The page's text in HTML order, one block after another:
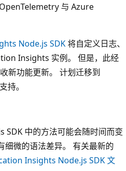
与 Azure
Node.js SDK将自定义日志、
Insights 实例。 但是，此经
新功能更新。 计划迁移到
持。
中的方法可能会随时间而变
细微的语法差异。 有关最新的
Insights Node.js SDK 文